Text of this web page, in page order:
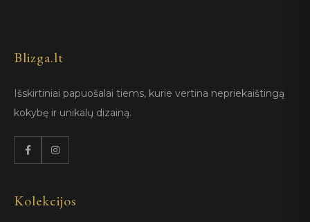
Blizga.lt
Išskirtiniai papuošalai tiems, kurie vertina nepriekaištingą
kokybę ir unikalų dizainą.
Kolekcijos